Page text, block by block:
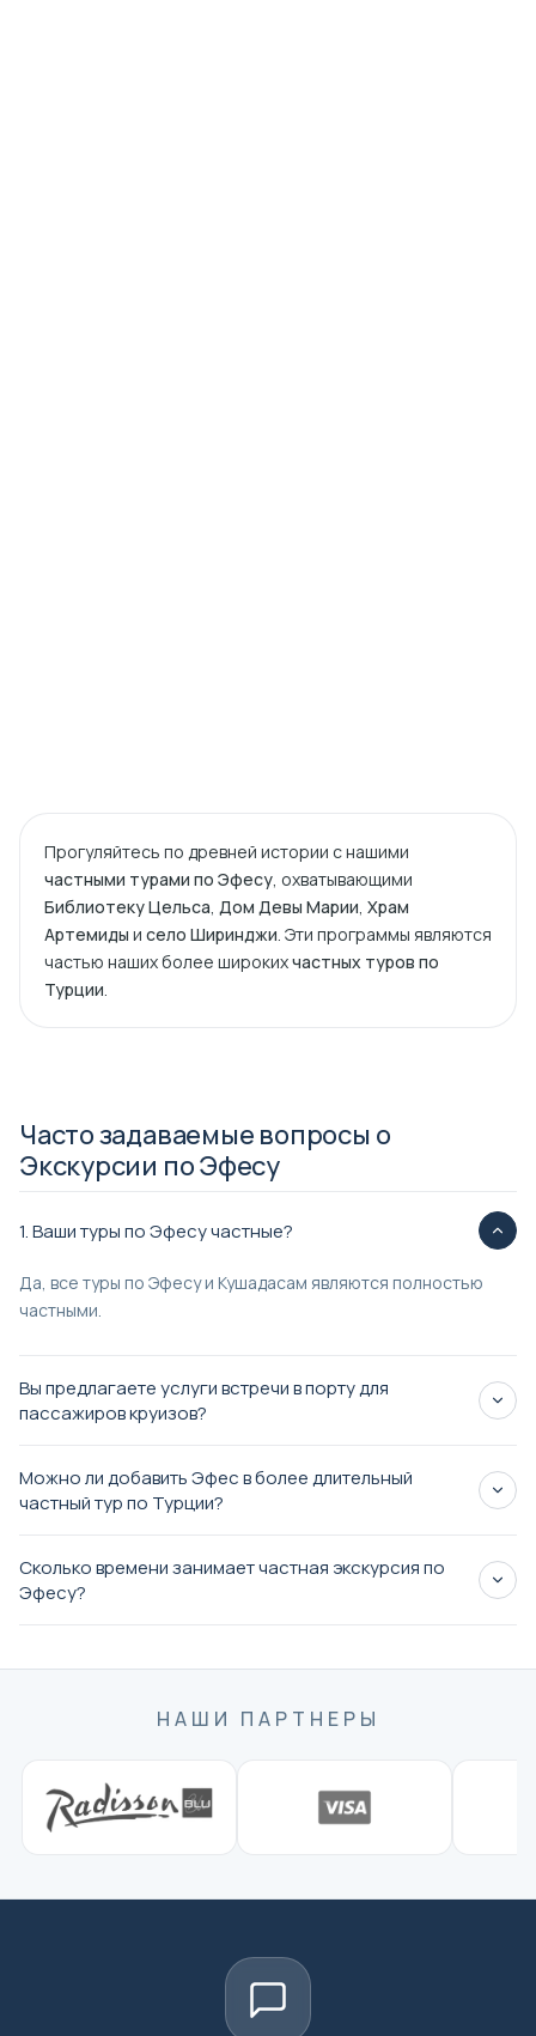
Прогуляйтесь по древней истории с нашими
частными турами по Эфесу, охватывающими
Библиотеку Цельса, Дом Девы Марии, Храм
Артемиды и село Ширинджи. Эти программы являются
частью наших более широкихчастных туров по
Турции.
Часто задаваемые вопросы о
Экскурсии по Эфесу
1. Ваши туры по Эфесу частные?
Да, все туры по Эфесу и Кушадасам являются полностью
частными.
Вы предлагаете услуги встречи в порту для
пассажиров круизов?
Можно ли добавить Эфес в более длительный
частный тур по Турции?
Сколько времени занимает частная экскурсия по
Эфесу?
НАШИ ПАРТНЕРЫ